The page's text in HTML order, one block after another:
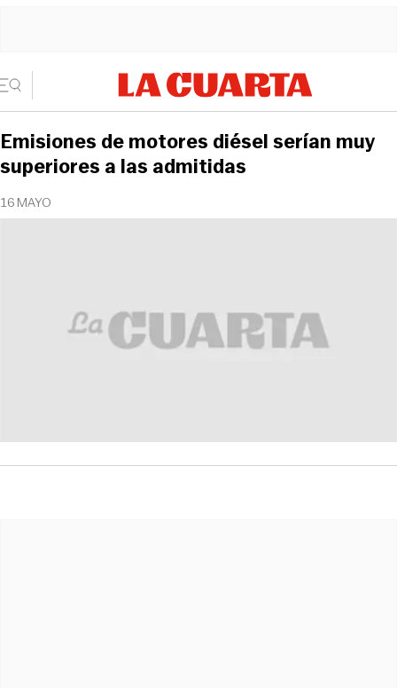
16 MAYO
Emisiones de motores diésel serían muy
superiores a las admitidas